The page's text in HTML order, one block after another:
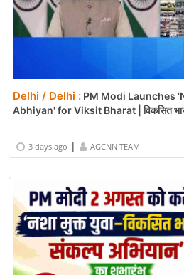
Delhi / Delhi : PM Modi Launches
Abhiyan' for Viksit Bharat | विकसित
3 days ago | AGCNN TEAM